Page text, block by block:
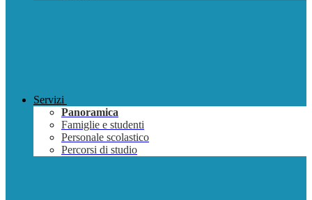
Servizi
Panoramica
Famiglie e studenti
Personale scolastico
Percorsi di studio